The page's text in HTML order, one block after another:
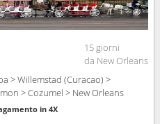
15 giorni
da New Orleans
> Willemstad (Curacao) >
> Cozumel > New Orleans
in 4X